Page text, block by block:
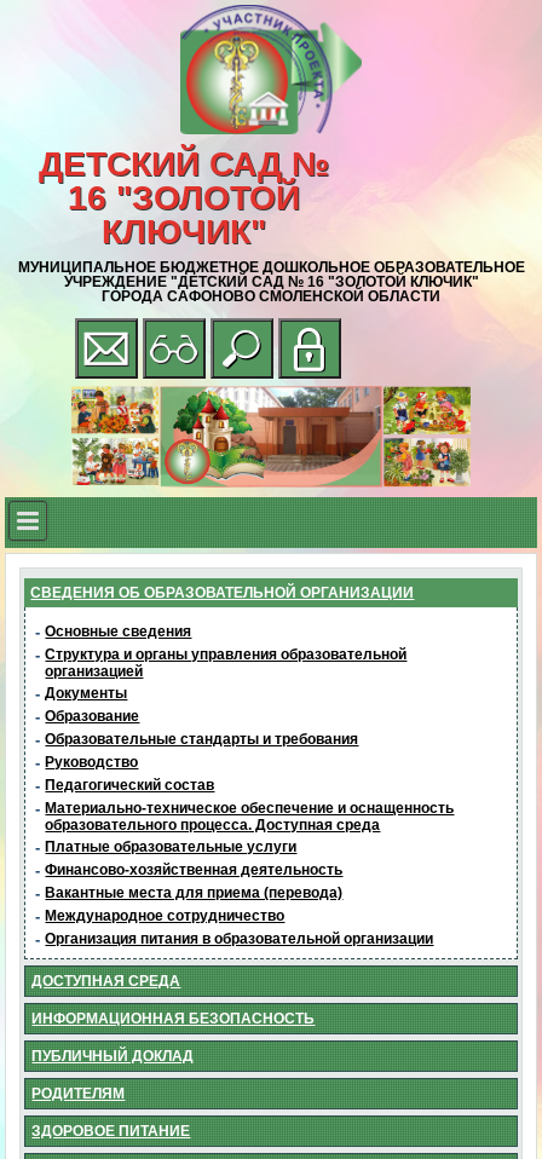
ДЕТСКИЙ САД №
16 "ЗОЛОТОЙ
КЛЮЧИК"
МУНИЦИПАЛЬНОЕ БЮДЖЕТНОЕ ДОШКОЛЬНОЕ ОБРАЗОВАТЕЛЬНОЕ
УЧРЕЖДЕНИЕ "ДЕТСКИЙ САД № 16 "ЗОЛОТОЙ КЛЮЧИК"
ГОРОДА САФОНОВО СМОЛЕНСКОЙ ОБЛАСТИ
СВЕДЕНИЯ ОБ ОБРАЗОВАТЕЛЬНОЙ ОРГАНИЗАЦИИ
- Основные сведения
- Структура и органы управления образовательной
организацией
- Документы
- Образование
- Образовательные стандарты и требования
- Руководство
- Педагогический состав
- Материально-техническое обеспечение и оснащенность
образовательного процесса. Доступная среда
- Платные образовательные услуги
- Финансово-хозяйственная деятельность
- Вакантные места для приема (перевода)
- Международное сотрудничество
- Организация питания в образовательной организации
ДОСТУПНАЯ СРЕДА
ИНФОРМАЦИОННАЯ БЕЗОПАСНОСТЬ
ПУБЛИЧНЫЙ ДОКЛАД
РОДИТЕЛЯМ
ЗДОРОВОЕ ПИТАНИЕ